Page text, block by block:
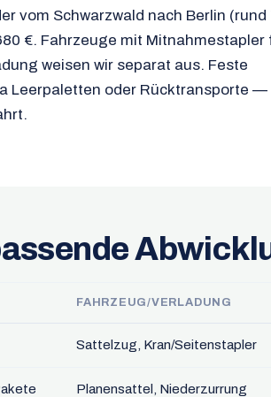
vom Schwarzwald nach Berlin (rund
€. Fahrzeuge mit Mitnahmestapler
weisen wir separat aus. Feste
Leerpaletten oder Rücktransporte —
FAHRZEUG/VERLADUNG
Sattelzug, Kran/Seitenstapler
Planensattel, Niederzurrung